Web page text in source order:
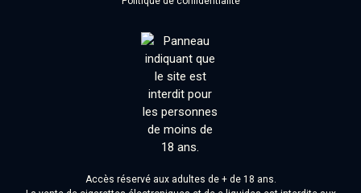
Accès réservé aux adultes de + de 18 ans.